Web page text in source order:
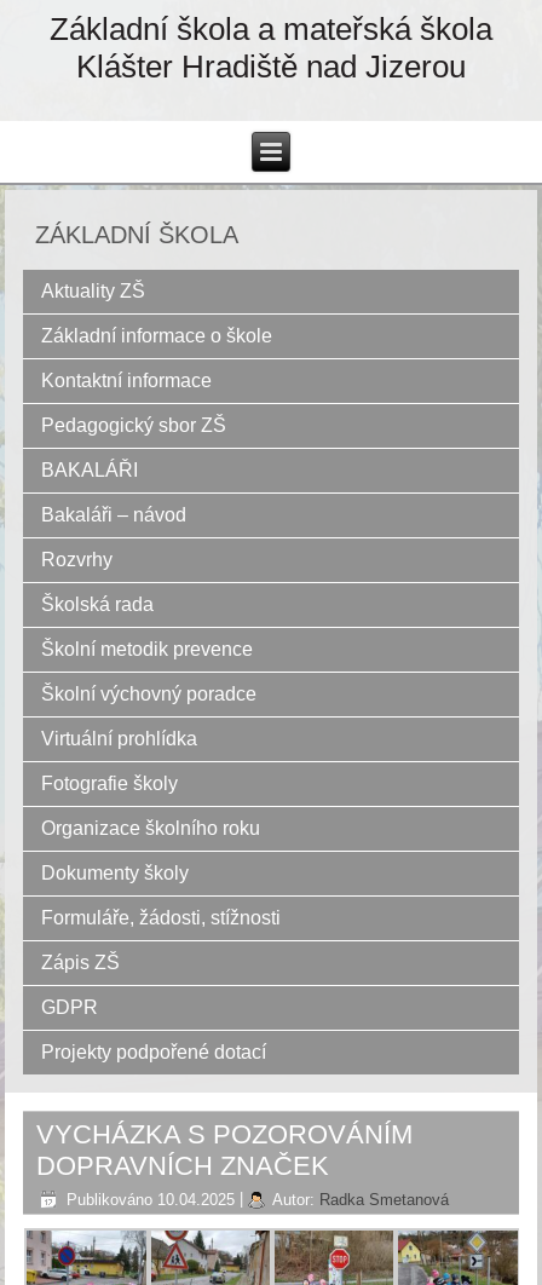
Základní škola a mateřská škola
Klášter Hradiště nad Jizerou
ZÁKLADNÍ ŠKOLA
Aktuality ZŠ
Základní informace o škole
Kontaktní informace
Pedagogický sbor ZŠ
BAKALÁŘI
Bakaláři – návod
Rozvrhy
Školská rada
Školní metodik prevence
Školní výchovný poradce
Virtuální prohlídka
Fotografie školy
Organizace školního roku
Dokumenty školy
Formuláře, žádosti, stížnosti
Zápis ZŠ
GDPR
Projekty podpořené dotací
VYCHÁZKA S POZOROVÁNÍM
DOPRAVNÍCH ZNAČEK
Publikováno 10.04.2025 Autor: Radka Smetanová